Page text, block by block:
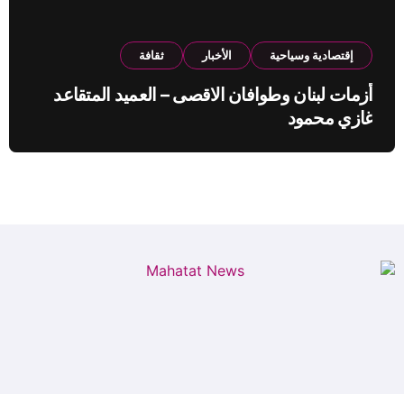
إقتصادية وسياحية الأخبار ثقافة
أزمات لبنان وطوافان الاقصى – العميد المتقاعد
غازي محمود